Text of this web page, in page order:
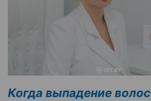
Когда выпадение волос